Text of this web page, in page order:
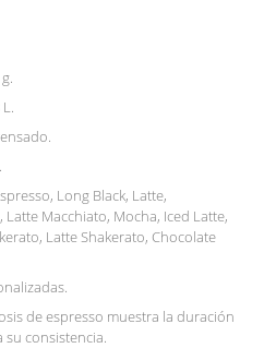
Long Black, Latte,
Macchiato, Mocha, Iced Latte,
Latte Shakerato, Chocolate
de espresso muestra la duración
su consistencia.